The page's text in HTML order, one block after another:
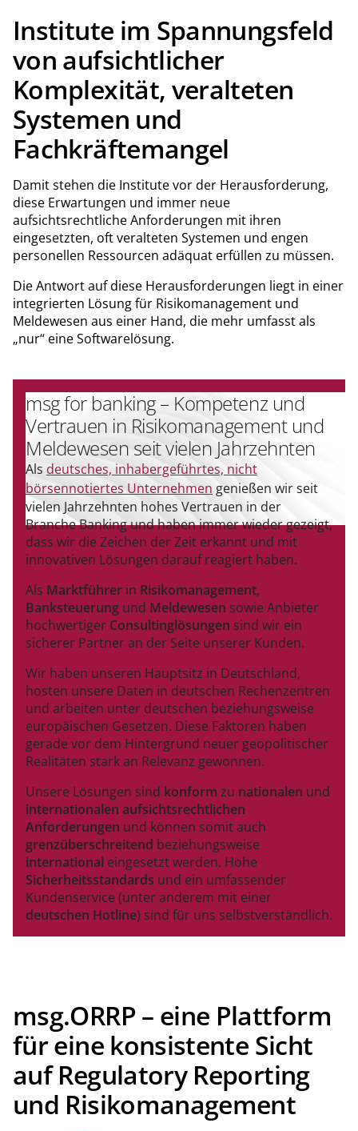
Institute im Spannungsfeld
von aufsichtlicher
Komplexität, veralteten
Systemen und
Fachkräftemangel
Damit stehen die Institute vor der Herausforderung,
diese Erwartungen und immer neue
aufsichtsrechtliche Anforderungen mit ihren
eingesetzten, oft veralteten Systemen und engen
personellen Ressourcen adäquat erfüllen zu müssen.
Die Antwort auf diese Herausforderungen liegt in einer
integrierten Lösung für Risikomanagement und
Meldewesen aus einer Hand, die mehr umfasst als
„nur“ eine Softwarelösung.
msg for banking – Kompetenz und
Vertrauen in Risikomanagement und
Meldewesen seit vielen Jahrzehnten
Als deutsches, inhabergeführtes, nicht
börsennotiertes Unternehmen genießen wir seit
vielen Jahrzehnten hohes Vertrauen in der
Branche Banking und haben immer wieder gezeigt,
dass wir die Zeichen der Zeit erkannt und mit
innovativen Lösungen darauf reagiert haben.
Als Marktführer in Risikomanagement,
Banksteuerung und Meldewesen sowie Anbieter
hochwertiger Consultinglösungen sind wir ein
sicherer Partner an der Seite unserer Kunden.
Wir haben unseren Hauptsitz in Deutschland,
hosten unsere Daten in deutschen Rechenzentren
und arbeiten unter deutschen beziehungsweise
europäischen Gesetzen. Diese Faktoren haben
gerade vor dem Hintergrund neuer geopolitischer
Realitäten stark an Relevanz gewonnen.
Unsere Lösungen sind konform zu nationalen und
internationalen aufsichtsrechtlichen
Anforderungen und können somit auch
grenzüberschreitend beziehungsweise
international eingesetzt werden. Hohe
Sicherheitsstandards und ein umfassender
Kundenservice (unter anderem mit einer
deutschen Hotline) sind für uns selbstverständlich.
msg.ORRP – eine Plattform
für eine konsistente Sicht
auf Regulatory Reporting
und Risikomanagement